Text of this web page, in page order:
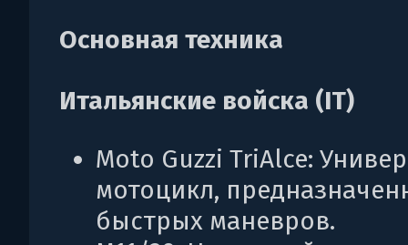
Основная техника
Итальянские войска (IT)
Moto Guzzi TriAlce:
мотоцикл,
быстрых маневров.